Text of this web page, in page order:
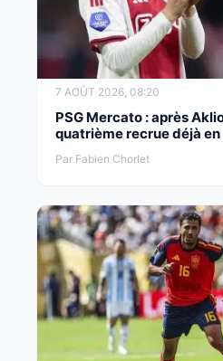
7 AOÛT 2026, 08:20
PSG Mercato : après
quatrième recrue déjà en
Par Fabien Chorlet